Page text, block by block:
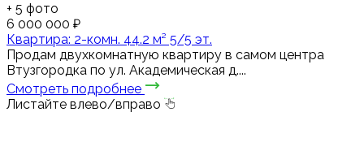
+ 5 фото
6 000 000 ₽
Квартира: 2-комн. 44.2 м² 5/5 эт.
Продам двухкомнатную квартиру в самом центра
Втузгородка по ул. Академическая д....
Смотреть подробнее
Листайте влево/вправо